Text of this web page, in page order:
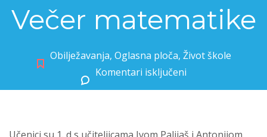
Večer matematike
Obilježavanja, Oglasna ploča, Život škole
Komentari isključeni